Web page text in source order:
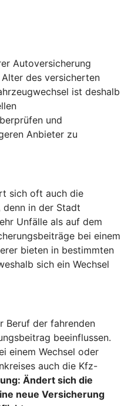
Autoversicherung
des versicherten
ist deshalb
und
Anbieter zu
sich oft auch die
denn in der Stadt
Unfälle als auf dem
bei einem
bieten in bestimmten
sich ein Wechsel
Beruf der fahrenden
beeinflussen.
einem Wechsel oder
auch die Kfz-
Ändert sich die
neue Versicherung